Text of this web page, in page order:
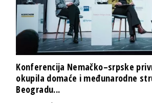
Konferencija Nemačko–srpske
okupila domaće i međunarodne
Beogradu...